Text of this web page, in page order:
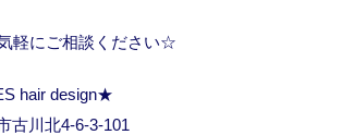
軽にご相談ください☆
hair design★
古川北4-6-3-101